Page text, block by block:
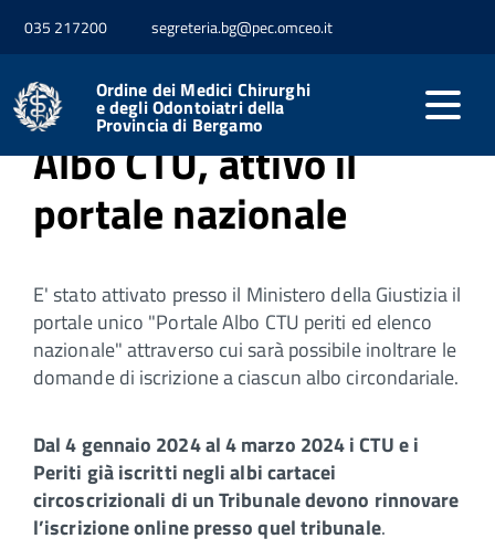
035 217200 segreteria.bg@pec.omceo.it
Ordine dei Medici Chirurghi
e degli Odontoiatri della
Provincia di Bergamo
Home Servizi Iscrizione Albo CTU
Albo CTU, attivo il
portale nazionale
E' stato attivato presso il Ministero della Giustizia il
portale unico "Portale Albo CTU periti ed elenco
nazionale" attraverso cui sarà possibile inoltrare le
domande di iscrizione a ciascun albo circondariale.
Dal 4 gennaio 2024 al 4 marzo 2024 i CTU e i
Periti già iscritti negli albi cartacei
circoscrizionali di un Tribunale devono rinnovare
l’iscrizione online presso quel tribunale.